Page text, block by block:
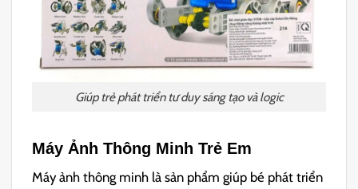
Giúp trẻ phát triển tư duy sáng tạo và logic
Máy Ảnh Thông Minh Trẻ Em
Máy ảnh thông minh là sản phẩm giúp bé phát triển